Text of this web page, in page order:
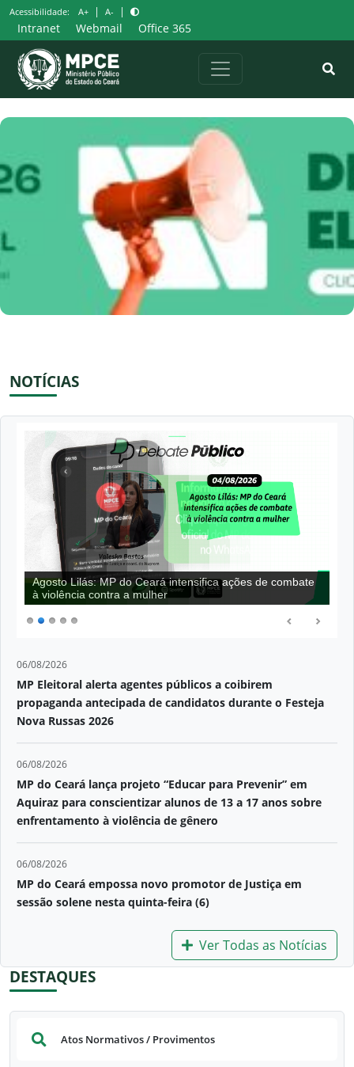
Pular
para
o
conteúdo
Acessibilidade: A+ | A- |
Intranet Webmail Office 365
NOTÍCIAS
Agosto Lilás: MP do Ceará intensifica ações de combate
à violência contra a mulher
06/08/2026
MP Eleitoral alerta agentes públicos a coibirem
propaganda antecipada de candidatos durante o Festeja
Nova Russas 2026
06/08/2026
MP do Ceará lança projeto “Educar para Prevenir” em
Aquiraz para conscientizar alunos de 13 a 17 anos sobre
enfrentamento à violência de gênero
06/08/2026
MP do Ceará empossa novo promotor de Justiça em
sessão solene nesta quinta-feira (6)
Ver Todas as Notícias
DESTAQUES
Atos Normativos / Provimentos